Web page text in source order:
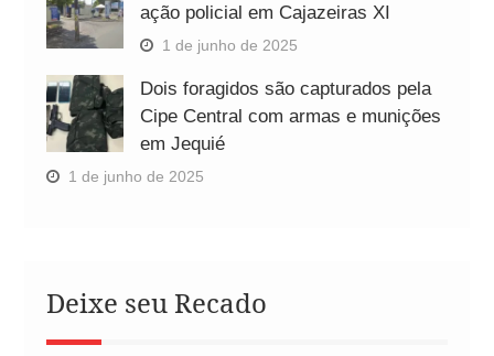
ação policial em Cajazeiras XI
1 de junho de 2025
Dois foragidos são capturados pela
Cipe Central com armas e munições
em Jequié
1 de junho de 2025
Deixe seu Recado